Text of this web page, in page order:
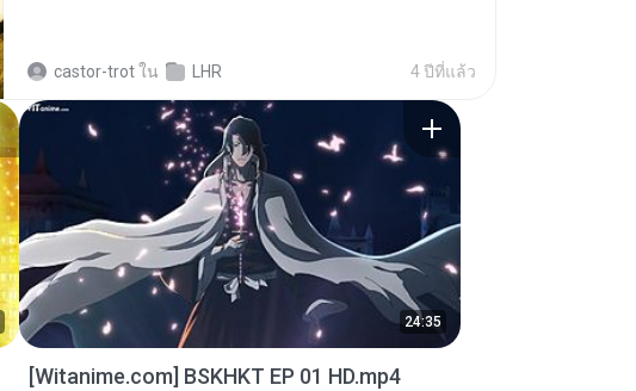
castor-trotใน LHR 4 ปีที่แล้ว
24:35
[Witanime.com] BSKHKT EP 01 HD.mp4